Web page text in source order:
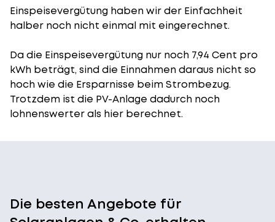
Einspeisevergütung haben wir der Einfachheit
halber noch nicht einmal mit eingerechnet.
Da die Einspeisevergütung nur noch 7,94 Cent pro
kWh beträgt, sind die Einnahmen daraus nicht so
hoch wie die Ersparnisse beim Strombezug.
Trotzdem ist die PV-Anlage dadurch noch
lohnenswerter als hier berechnet.
Die besten Angebote für